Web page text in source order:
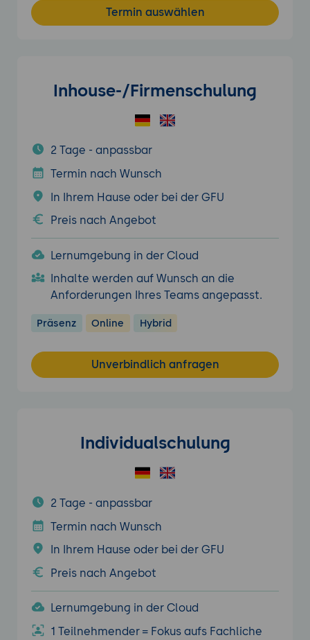
Termin auswählen
Inhouse-/Firmenschulung
2 Tage - anpassbar
Termin nach Wunsch
In Ihrem Hause oder bei der GFU
Preis nach Angebot
Lernumgebung in der Cloud
Inhalte werden auf Wunsch an die
Anforderungen Ihres Teams angepasst.
Präsenz Online Hybrid
Unverbindlich anfragen
Individualschulung
2 Tage - anpassbar
Termin nach Wunsch
In Ihrem Hause oder bei der GFU
Preis nach Angebot
Lernumgebung in der Cloud
1 Teilnehmender = Fokus aufs Fachliche